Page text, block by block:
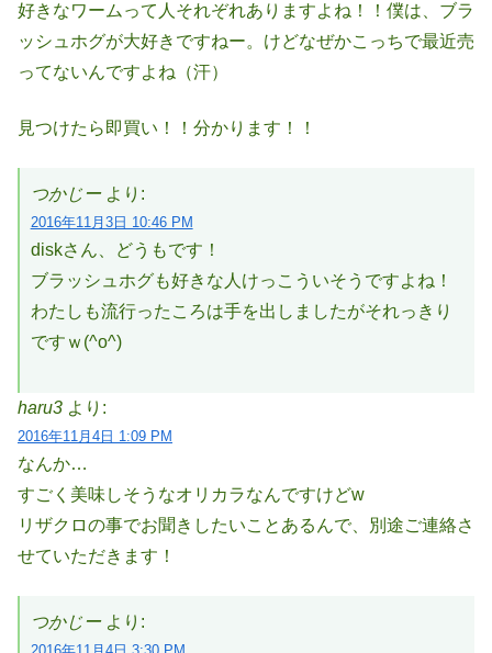
好きなワームって人それぞれありますよね！！僕は、ブラ
ッシュホグが大好きですねー。けどなぜかこっちで最近売
ってないんですよね（汗）
見つけたら即買い！！分かります！！
つかじー より:
2016年11月3日 10:46 PM
diskさん、どうもです！
ブラッシュホグも好きな人けっこういそうですよね！
わたしも流行ったころは手を出しましたがそれっきり
ですｗ(^o^)
haru3 より:
2016年11月4日 1:09 PM
なんか…
すごく美味しそうなオリカラなんですけどw
リザクロの事でお聞きしたいことあるんで、別途ご連絡さ
せていただきます！
つかじー より: